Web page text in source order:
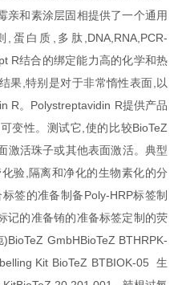
亲和素涂层固相提供了一个通用
白质,多肽,DNA,RNA,PCR-
R结合的绑定能力高的化学和热
果,特别是对于非常惰性表面,以
R。 Polystreptavidin R提供产品
变性。测试它,使的比较BioTeZ
激活珠子或其他表面激活。 典型
验,隔离和净化的生物素化的分
标签的准备制备Poly-HRP标签制
记的准备铕的准备标签定制的荧
)BioTeZ GmbHBioTeZ BTHRPK-
Kit BioTeZ BTBIOK-05 生